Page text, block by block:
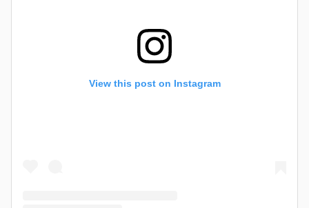
View this post on Instagram